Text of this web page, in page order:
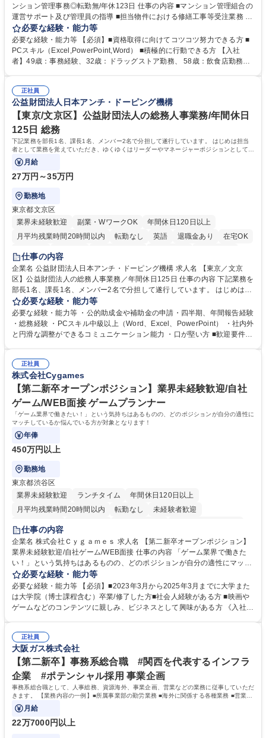
ンション管理事務◎転勤無/年休123日 仕事の内容 ■マンション管理組合の
運営サポート及び管理員の指導 ■担当物件における修繕工事等受注業務 ■
事務所内での事務業務等 ★異業界からの転職者が多数活躍しています
【年収補足】532万円 ＋別途インセンティヴで平均約100万円/年（昨年度
実績） ＋管理業務主任者資格手当50,000円/月 ★親会社である株式会社合
人社計画研究所社のグループ会社として、質の高いサービスと適性価格を
無/年休123日
必要な経験・能力等
必要な経験・能力等 【必須】■資格取得に向けてコツコツ努力できる方 ■
PCスキル（Excel,PowerPoint,Word） ■積極的に行動できる方 【入社
者】49歳：事務経験、32歳：ドラッグストア勤務、 58歳：飲食店勤務
得出来ております！ 【魅力】■フレックス制度、未経験からでも下限年収
を一律支給！ ■管理業務主任者資格取得後には50,000円/月の手当あり！
学歴・資格 学歴：大学院 大学 高専 短大 専修学校 高校 語学力： 資格：第
一種運転免許普通自動車
正社員
公益財団法人日本アンチ・ドーピング機構
【東京/文京区】公益財団法人の総務人事業務/年間休日
125日 総務
下記業務を部長1名、課長1名、メンバー2名で分担して遂行しています。 はじめは担当
者として業務を覚えていただき、ゆくゆくはリーダーやマネージャーポジションとして活
躍いただくことを期待しています。
月給
27万円～35万円
勤務地
東京都文京区
業界未経験歓迎
副業・WワークOK
年間休日120日以上
月平均残業時間20時間以内
転勤なし 英語 退職金あり
在宅OK
賞与あり
育休あり
食事補助あり
仕事の内容
企業名 公益財団法人日本アンチ・ドーピング機構 求人名 【東京／文京
区】公益財団法人の総務人事業務／年間休日125日 仕事の内容 下記業務を
部長1名、課長1名、メンバー2名で分担して遂行しています。 はじめは担
当者として業務を覚えていただき、ゆくゆくはリーダーやマネージャーポ
ジションとして活躍いただくことを期待しています。 【総務・人事グルー
プの業務内容】 ・人事制度関連 ・採用活動 ・教育研修の企画、実行 ・勤
怠管理 ・官公庁への各種提出 ・法定の会議運営（評議員会、理事会） ・
管理 ・福利厚生関連 ・職員からの問合せ、相談対応 ・その他日常の総務
業務全般 募集職種 【東京／文京区】公益財団法人の総務人事業務／年間
休日125日
必要な経験・能力等
必要な経験・能力等 ・公的助成金や補助金の申請・四半期、年間報告経験
・総務経験 ・PCスキル中級以上（Word、Excel、PowerPoint） ・社内外
と円滑な調整ができるコミュニケーション能力 ・口が堅い方 ■歓迎要件
正社員
株式会社Cygames
【第二新卒オープンポジション】業界未経験歓迎/自社
ゲーム/WEB面接 ゲームプランナー
「ゲーム業界で働きたい！」という気持ちはあるものの、どのポジションが自分の適性に
マッチしているか悩んでいる方が対象となります！
年俸
450万円以上
勤務地
東京都渋谷区
業界未経験歓迎
ランチタイム
年間休日120日以上
月平均残業時間20時間以内
転勤なし
未経験者歓迎
住宅手当あり
交通費支給
土日祝休み 服装自由 昼食補助あり
第二新卒歓迎
食事補助あり
仕事の内容
企業名 株式会社Ｃｙｇａｍｅｓ 求人名 【第二新卒オープンポジション】
業界未経験歓迎/自社ゲーム/WEB面接 仕事の内容 「ゲーム業界で働きた
い！」という気持ちはあるものの、どのポジションが自分の適性にマッチ
しているか悩んでいる方が対象となります！ 総合職（プランナー/データ
アナリストなど）、技術職（開発エンジニ ア/インフラエンジニアな
ど）、デザイン職（デザイナー/イラストレ ーターなど）等から、面接で
ご希望と適正にマッチしたポジションをご案内いたします。ゲームやエン
のご応募をお待ちしております。 募集職種 【第二新卒オープンポジショ
ン】業界未経験歓迎/自社ゲーム/WEB面接
必要な経験・能力等
必要な経験・能力等 【必須】■2023年3月から2025年3月までに大学また
は大学院（博士課程含む）卒業/修了した方■社会人経験がある方 ■映画や
ゲームなどのコンテンツに親しみ、ビジネスとして興味がある方 《入社実
正社員
大阪ガス株式会社
【第二新卒】事務系総合職 #関西を代表するインフラ
企業 #ポテンシャル採用 事業企画
事務系総合職として、人事総務、資源海外、事業企画、営業などの業務に従事していただ
きます。 【業務内容の一例】■所属事業部の勤労業務 ■海外に関係する各種業務 ■営業部
門の企画スタッフ、ルート営業
月給
22万7000円以上